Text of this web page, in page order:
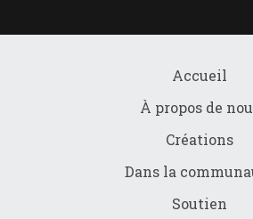
Accueil
À propos de
Créations
Dans la
Soutien